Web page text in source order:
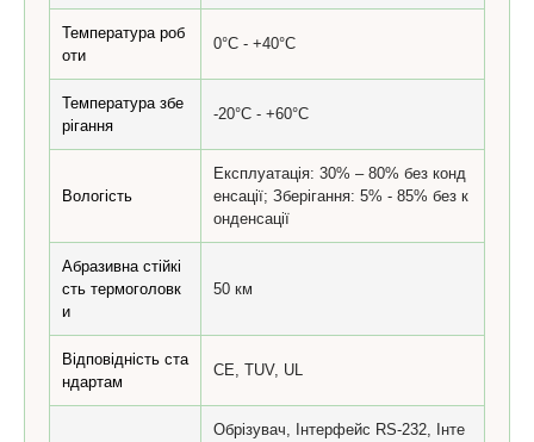
Температура роб
оти
0°C - +40°C
Температура збе
рігання
-20°C - +60°C
Вологість
Експлуатація: 30% – 80% без конд
енсації; Зберігання: 5% - 85% без к
онденсації
Абразивна стійкі
сть термоголовк
и
50 км
Відповідність ста
ндартам
CE, TUV, UL
Обрізувач, Інтерфейс RS-232, Інте